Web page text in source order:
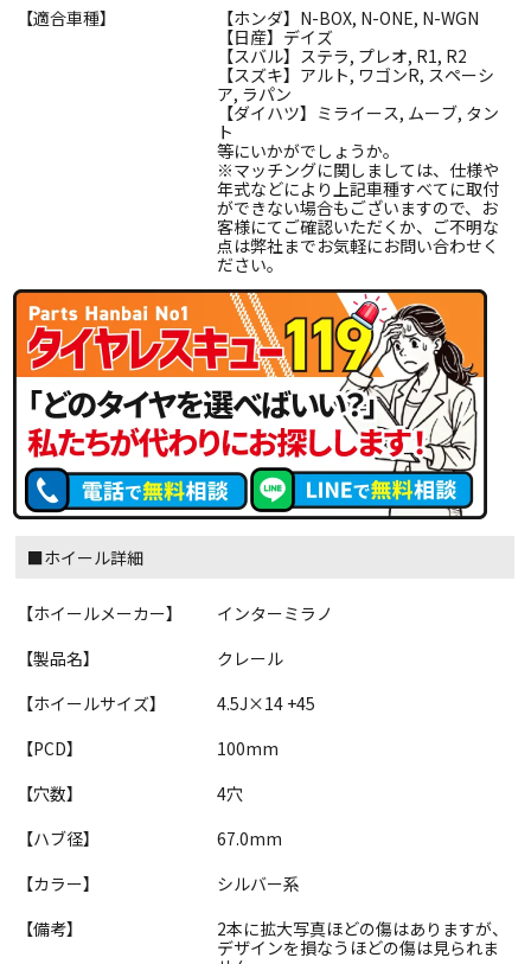
【適合車種】
【ホンダ】N-BOX, N-ONE, N-WGN
【日産】デイズ
【スバル】ステラ, プレオ, R1, R2
【スズキ】アルト, ワゴンR, スペーシ
ア, ラパン
【ダイハツ】ミライース, ムーブ, タン
ト
等にいかがでしょうか。
※マッチングに関しましては、仕様や
年式などにより上記車種すべてに取付
ができない場合もございますので、お
客様にてご確認いただくか、ご不明な
点は弊社までお気軽にお問い合わせく
ださい。
■ホイール詳細
【ホイールメーカー】
インターミラノ
【製品名】
クレール
【ホイールサイズ】
4.5J×14 +45
【PCD】
100mm
【穴数】
4穴
【ハブ径】
67.0mm
【カラー】
シルバー系
【備考】
2本に拡大写真ほどの傷はありますが、
デザインを損なうほどの傷は見られま